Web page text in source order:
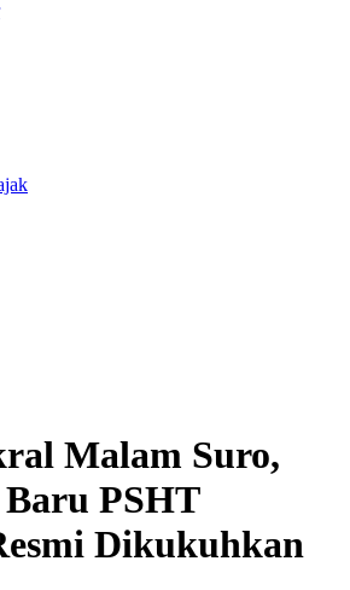
Malam Suro,
Baru PSHT
Dikukuhkan